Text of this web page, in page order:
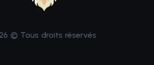
© Tous droits réservés